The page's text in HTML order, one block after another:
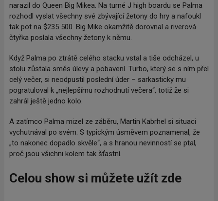
narazil do Queen Big Mikea. Na turné J high boardu se Palma
rozhodl vyslat všechny své zbývající žetony do hry a nafoukl
tak pot na $235 500. Big Mike okamžitě dorovnal a riverová
čtyřka poslala všechny žetony k němu.
Když Palma po ztrátě celého stacku vstal a tiše odcházel, u
stolu zůstala směs úlevy a pobavení. Turbo, který se s ním přel
celý večer, si neodpustil poslední úder – sarkasticky mu
pogratuloval k „nejlepšímu rozhodnutí večera“, totiž že si
zahrál ještě jedno kolo.
A zatímco Palma mizel ze záběru, Martin Kabrhel si situaci
vychutnával po svém. S typickým úsměvem poznamenal, že
„to nakonec dopadlo skvěle“, a s hranou nevinností se ptal,
proč jsou všichni kolem tak šťastní.
Celou show si můžete užít zde